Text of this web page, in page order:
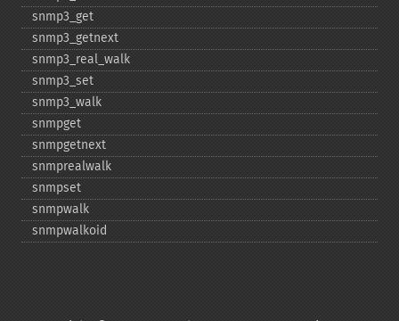
snmp3_​get
snmp3_​getnext
snmp3_​real_​walk
snmp3_​set
snmp3_​walk
snmpget
snmpgetnext
snmprealwalk
snmpset
snmpwalk
snmpwalkoid